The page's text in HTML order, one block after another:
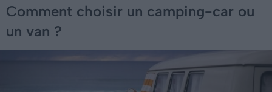
Comment choisir un camping-car ou
un van ?